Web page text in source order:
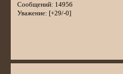
Сообщений: 14956
Уважение: [+29/-0]